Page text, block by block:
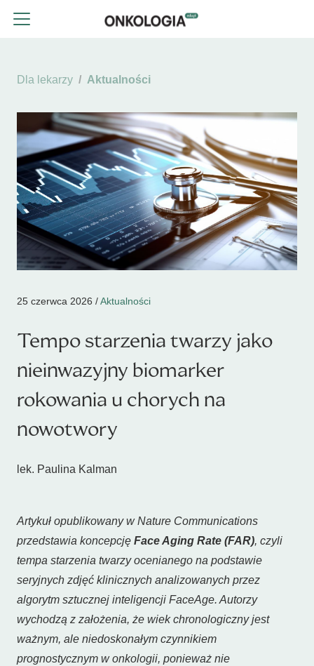
Dla lekarzy Aktualności
25 czerwca 2026 /Aktualności
Tempo starzenia twarzy jako
nieinwazyjny biomarker
rokowania u chorych na
nowotwory
lek. Paulina Kalman
Artykuł opublikowany wNature Communications
przedstawia koncepcję Face Aging Rate (FAR), czyli
tempa starzenia twarzy ocenianego na podstawie
seryjnych zdjęć klinicznych analizowanych przez
algorytm sztucznej inteligencji FaceAge. Autorzy
wychodzą z założenia, że wiek chronologiczny jest
ważnym, ale niedoskonałym czynnikiem
prognostycznym w onkologii, ponieważ nie